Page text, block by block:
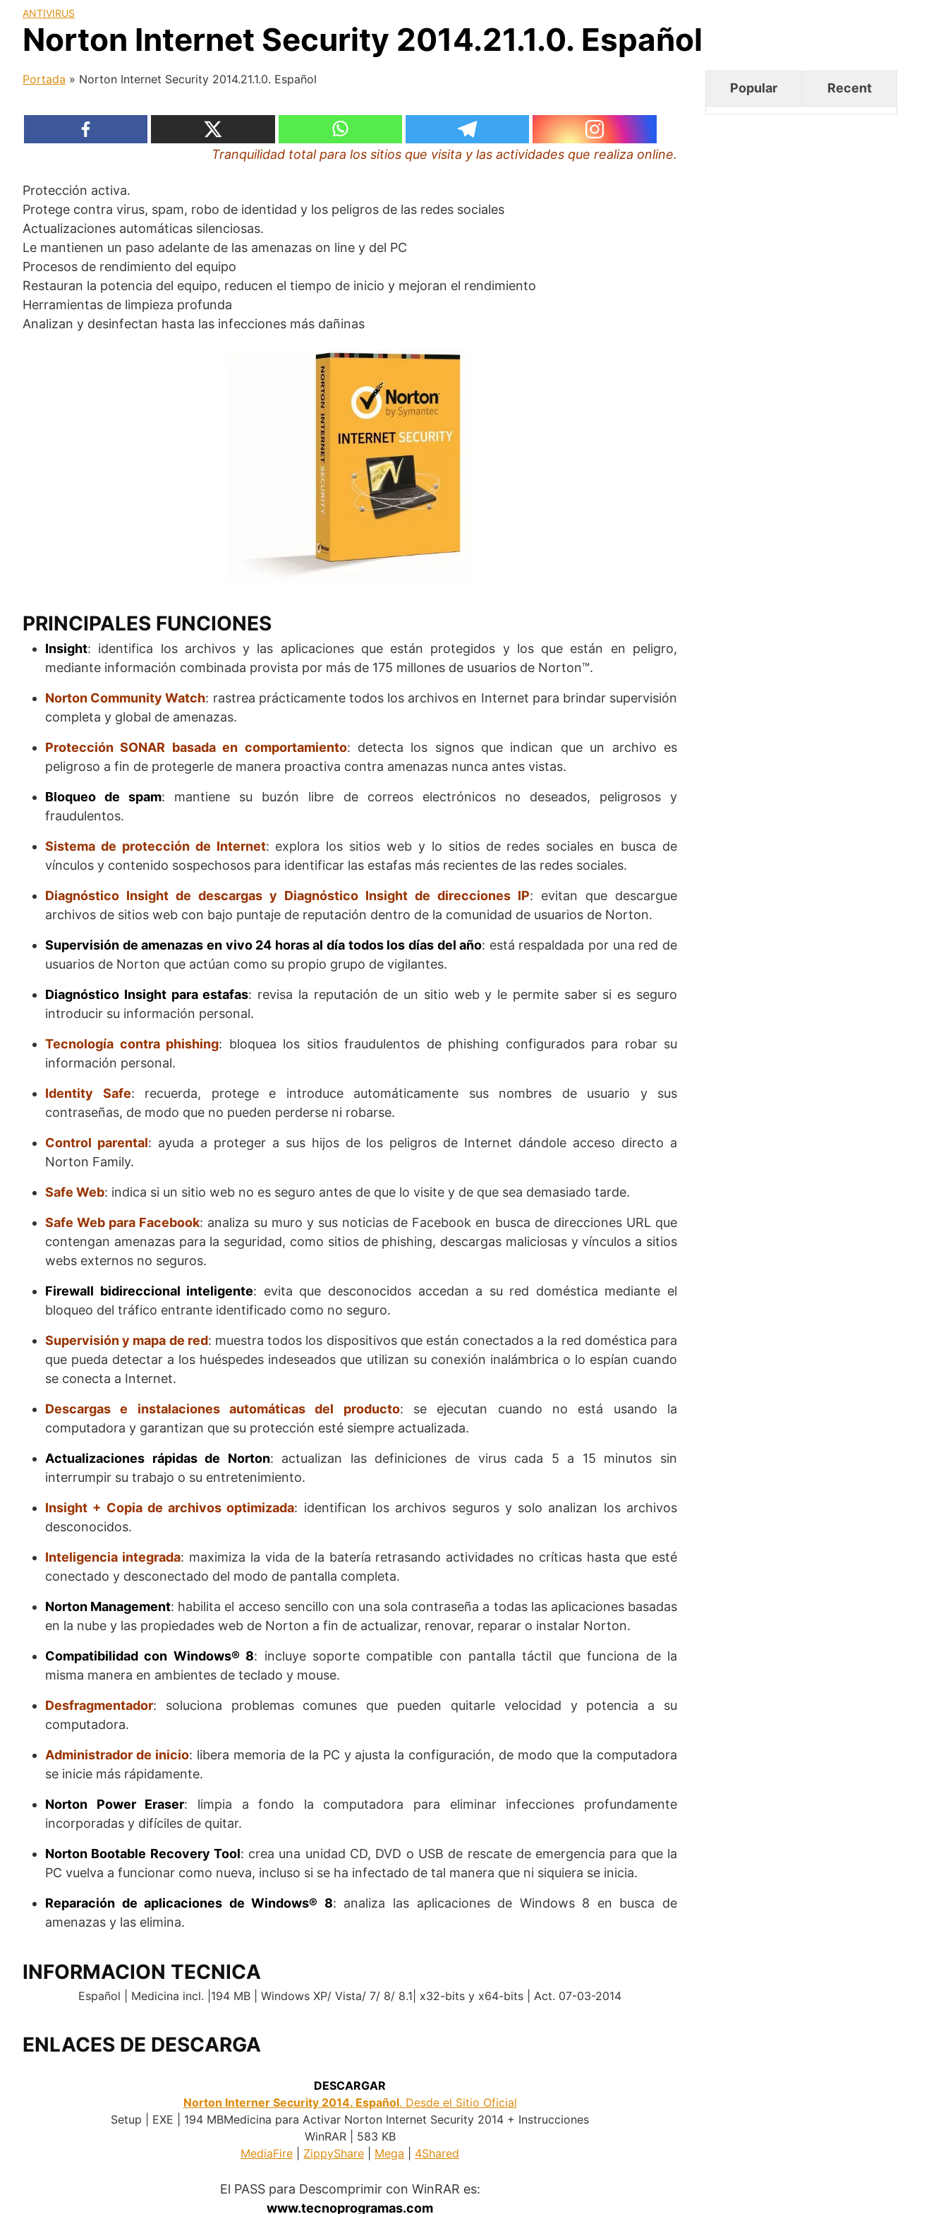
ANTIVIRUS
Norton Internet Security 2014.21.1.0. Español
Portada » Norton Internet Security 2014.21.1.0. Español
Tranquilidad total para los sitios que visita y las actividades que realiza online.
Protección activa.
Protege contra virus, spam, robo de identidad y los peligros de las redes sociales
Actualizaciones automáticas silenciosas.
Le mantienen un paso adelante de las amenazas on line y del PC
Procesos de rendimiento del equipo
Restauran la potencia del equipo, reducen el tiempo de inicio y mejoran el rendimiento
Herramientas de limpieza profunda
Analizan y desinfectan hasta las infecciones más dañinas
PRINCIPALES FUNCIONES
Insight: identifica los archivos y las aplicaciones que están protegidos y los que están en peligro,
mediante información combinada provista por más de 175 millones de usuarios de Norton™.
Norton Community Watch: rastrea prácticamente todos los archivos en Internet para brindar supervisión
completa y global de amenazas.
Protección SONAR basada en comportamiento: detecta los signos que indican que un archivo es
peligroso a fin de protegerle de manera proactiva contra amenazas nunca antes vistas.
Bloqueo de spam: mantiene su buzón libre de correos electrónicos no deseados, peligrosos y
fraudulentos.
Sistema de protección de Internet: explora los sitios web y lo sitios de redes sociales en busca de
vínculos y contenido sospechosos para identificar las estafas más recientes de las redes sociales.
Diagnóstico Insight de descargas y Diagnóstico Insight de direcciones IP: evitan que descargue
archivos de sitios web con bajo puntaje de reputación dentro de la comunidad de usuarios de Norton.
Supervisión de amenazas en vivo 24 horas al día todos los días del año: está respaldada por una red de
usuarios de Norton que actúan como su propio grupo de vigilantes.
Diagnóstico Insight para estafas: revisa la reputación de un sitio web y le permite saber si es seguro
introducir su información personal.
Tecnología contra phishing: bloquea los sitios fraudulentos de phishing configurados para robar su
información personal.
Identity Safe: recuerda, protege e introduce automáticamente sus nombres de usuario y sus
contraseñas, de modo que no pueden perderse ni robarse.
Control parental: ayuda a proteger a sus hijos de los peligros de Internet dándole acceso directo a
Norton Family.
Safe Web: indica si un sitio web no es seguro antes de que lo visite y de que sea demasiado tarde.
Safe Web para Facebook: analiza su muro y sus noticias de Facebook en busca de direcciones URL que
contengan amenazas para la seguridad, como sitios de phishing, descargas maliciosas y vínculos a sitios
webs externos no seguros.
Firewall bidireccional inteligente: evita que desconocidos accedan a su red doméstica mediante el
bloqueo del tráfico entrante identificado como no seguro.
Supervisión y mapa de red: muestra todos los dispositivos que están conectados a la red doméstica para
que pueda detectar a los huéspedes indeseados que utilizan su conexión inalámbrica o lo espían cuando
se conecta a Internet.
Descargas e instalaciones automáticas del producto: se ejecutan cuando no está usando la
computadora y garantizan que su protección esté siempre actualizada.
Actualizaciones rápidas de Norton: actualizan las definiciones de virus cada 5 a 15 minutos sin
interrumpir su trabajo o su entretenimiento.
Insight + Copia de archivos optimizada: identifican los archivos seguros y solo analizan los archivos
desconocidos.
Inteligencia integrada: maximiza la vida de la batería retrasando actividades no críticas hasta que esté
conectado y desconectado del modo de pantalla completa.
Norton Management: habilita el acceso sencillo con una sola contraseña a todas las aplicaciones basadas
en la nube y las propiedades web de Norton a fin de actualizar, renovar, reparar o instalar Norton.
Compatibilidad con Windows® 8: incluye soporte compatible con pantalla táctil que funciona de la
misma manera en ambientes de teclado y mouse.
Desfragmentador: soluciona problemas comunes que pueden quitarle velocidad y potencia a su
computadora.
Administrador de inicio: libera memoria de la PC y ajusta la configuración, de modo que la computadora
se inicie más rápidamente.
Norton Power Eraser: limpia a fondo la computadora para eliminar infecciones profundamente
incorporadas y difíciles de quitar.
Norton Bootable Recovery Tool: crea una unidad CD, DVD o USB de rescate de emergencia para que la
PC vuelva a funcionar como nueva, incluso si se ha infectado de tal manera que ni siquiera se inicia.
Reparación de aplicaciones de Windows® 8: analiza las aplicaciones de Windows 8 en busca de
amenazas y las elimina.
INFORMACION TECNICA
Español | Medicina incl. |194 MB | Windows XP/ Vista/ 7/ 8/ 8.1| x32-bits y x64-bits | Act. 07-03-2014
ENLACES DE DESCARGA
DESCARGAR
Norton Interner Security 2014. Español. Desde el Sitio Oficial
Setup | EXE | 194 MBMedicina para Activar Norton Internet Security 2014 + Instrucciones
WinRAR | 583 KB
MediaFire
ZippyShare Mega 4Shared
El PASS para Descomprimir con WinRAR es:
www.tecnoprogramas.com
Popular Recent